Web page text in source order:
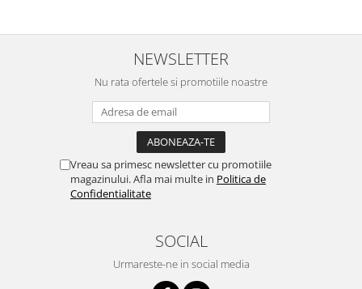
NEWSLETTER
Nu rata ofertele si promotiile noastre
Vreau sa primesc newsletter cu promotiile
magazinului. Afla mai multe in Politica de
Confidentialitate
SOCIAL
Urmareste-ne in social media